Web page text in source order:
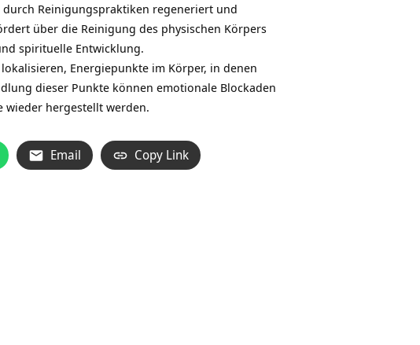
Reinigungspraktiken regeneriert und
über die Reinigung des physischen Körpers
spirituelle Entwicklung.
Energiepunkte im Körper, in denen
dieser Punkte können emotionale Blockaden
wieder hergestellt werden.
Email Copy Link